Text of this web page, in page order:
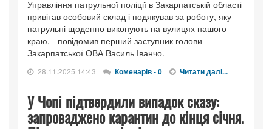
Управління патрульної поліції в Закарпатській області
привітав особовий склад і подякував за роботу, яку
патрульні щоденно виконують на вулицях нашого
краю, - повідомив перший заступник голови
Закарпатської ОВА Василь Іванчо.
28.11.2025 14:43 Коменарів - 0 Читати далі...
У Чопі підтвердили випадок сказу:
запроваджено карантин до кінця січня.